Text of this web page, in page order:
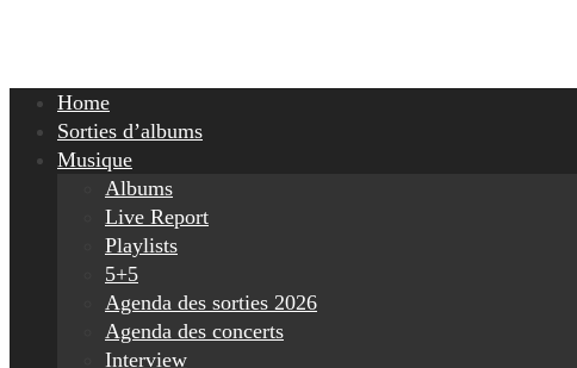
Home
Sorties d’albums
Musique
Albums
Live Report
Playlists
5+5
Agenda des sorties 2026
Agenda des concerts
Interview